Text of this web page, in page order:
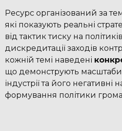
Ресурс організований за
які показують реальні
від тактик тиску на
дискредитації заходів
кожній темі наведені
що демонструють масштаби
індустрії та його негативні
формування політики